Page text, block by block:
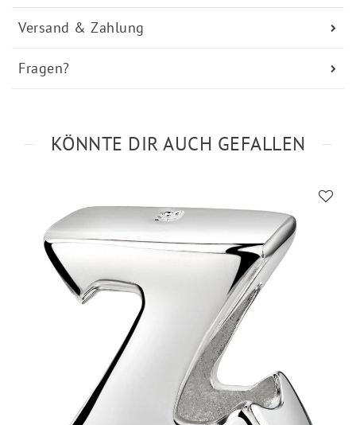
Versand & Zahlung
Fragen?
KÖNNTE DIR AUCH GEFALLEN